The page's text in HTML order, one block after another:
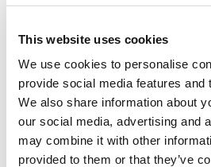
This website uses cookies
We use cookies to personalise
provide social media features and
We also share information about
our social media, advertising and
may combine it with other
provided to them or that they’ve